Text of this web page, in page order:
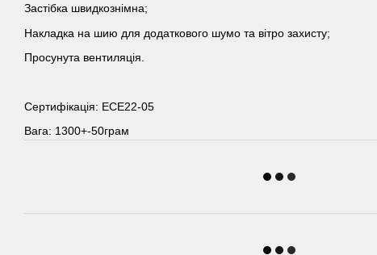
Застібка швидкознімна;
Накладка на шию для додаткового шумо та вітро захисту;
Просунута вентиляція.
Сертифікація: ЕСЕ22-05
Вага: 1300+-50грам